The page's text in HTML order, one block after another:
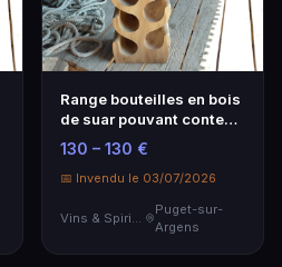
Range bouteilles en bois
de suar pouvant contenir
16 bouteilles 28x23x130
cm
130 – 130 €
📅 Invendu le 03/07/2026
Vins & Spiritueux
Puget-sur-
Argens